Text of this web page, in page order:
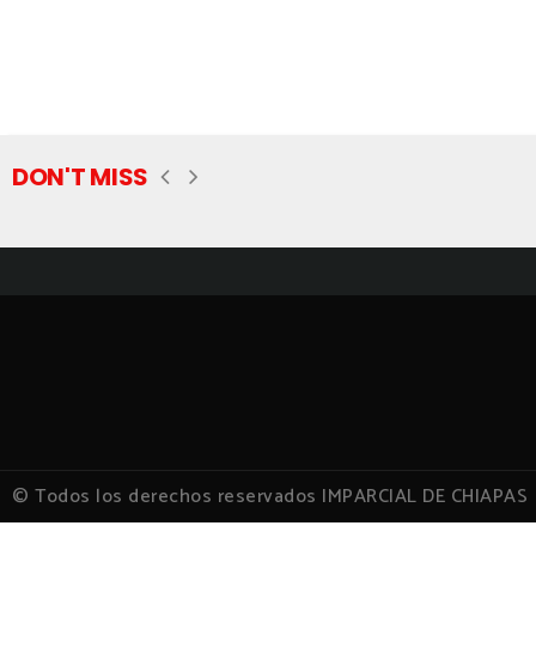
DON'T MISS
© Todos los derechos reservados IMPARCIAL DE CHIAPAS